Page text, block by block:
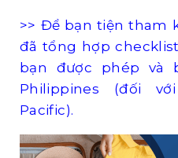
>> Để bạn tiện tham
đã tổng hợp
bạn được phép và
Philippines (đối
Pacific).